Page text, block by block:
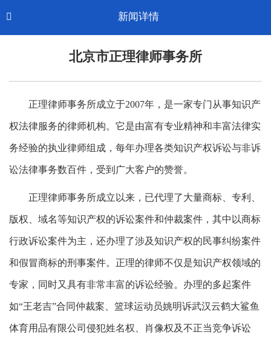
CN-中文
 新闻详情
北京市正理律师事务所
正理律师事务所成立于2007年，是一家专门从事知识产
权法律服务的律师机构。它是由富有专业精神和丰富法律实
务经验的执业律师组成，每年办理各类知识产权诉讼与非诉
讼法律事务数百件，受到广大客户的赞誉。
正理律师事务所成立以来，已代理了大量商标、专利、
版权、域名等知识产权的诉讼案件和仲裁案件，其中以商标
行政诉讼案件为主，还办理了涉及知识产权的民事纠纷案件
和假冒商标的刑事案件。正理的律师不仅是知识产权领域的
专家，同时又具有非常丰富的诉讼经验。办理的多起案件
如“王老吉”合同仲裁案、篮球运动员姚明诉武汉云鹤大鲨鱼
体育用品有限公司侵犯姓名权、肖像权及不正当竞争诉讼